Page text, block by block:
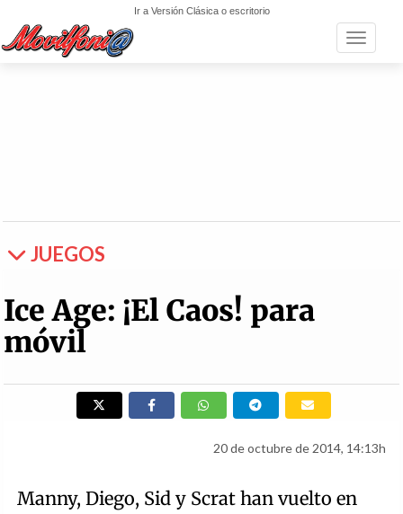
Ir a Versión Clásica o escritorio
Toggle
JUEGOS
Ice Age: ¡El Caos! para
móvil
20 de octubre de 2014, 14:13h
Manny, Diego, Sid y Scrat han vuelto en